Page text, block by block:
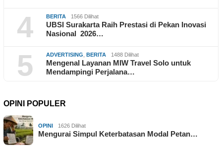
4 BERITA 1566 Dilihat
UBSI Surakarta Raih Prestasi di Pekan Inovasi
Nasional 2026…
5 ADVERTISING BERITA 1488 Dilihat
Mengenal Layanan MIW Travel Solo untuk
Mendampingi Perjalana…
OPINI POPULER
OPINI 1626 Dilihat
Mengurai Simpul Keterbatasan Modal Petan…